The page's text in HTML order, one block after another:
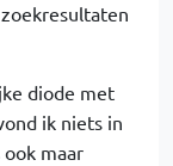
diode met
ik niets in
maar